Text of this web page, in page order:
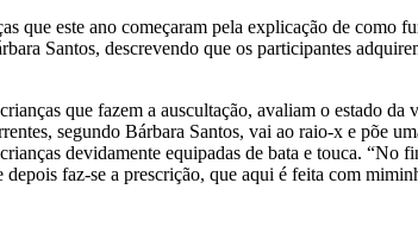
que este ano começaram pela explicação de como
Santos, descrevendo que os participantes
que fazem a auscultação, avaliam o estado da
segundo Bárbara Santos, vai ao raio-x e põe
devidamente equipadas de bata e touca.
faz-se a prescrição, que aqui é feita com